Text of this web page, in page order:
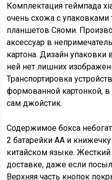
Комплектация геймпада
очень схожа с
планшетов Сяоми.
аксессуар в
картона. Дизайн
ней нет лишних
Транспортировка
формованной картонкой,
сам джойстик.
Содержимое бокса
2 батарейки АА и
китайском языке.
доставке, даже если
Верхняя часть кнопок